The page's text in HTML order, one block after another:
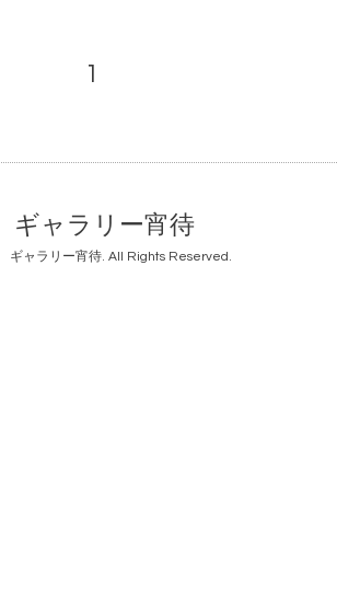
1
ギャラリー宵待
ギャラリー宵待. All Rights Reserved.